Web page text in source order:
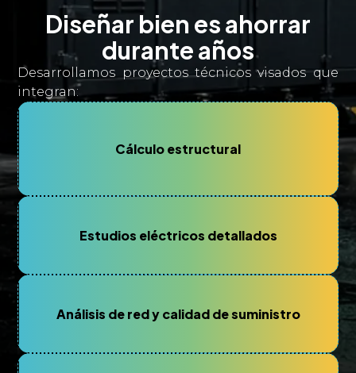
Diseñar bien es ahorrar
durante años
Desarrollamos proyectos técnicos visados que
integran:
Cálculo estructural
Estudios eléctricos detallados
Análisis de red y calidad de suministro